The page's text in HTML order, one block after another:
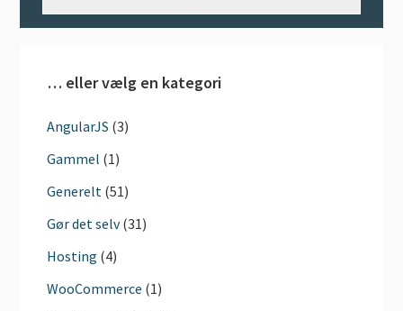
… eller vælg en kategori
AngularJS (3)
Gammel (1)
Generelt (51)
Gør det selv(31)
Hosting (4)
WooCommerce (1)